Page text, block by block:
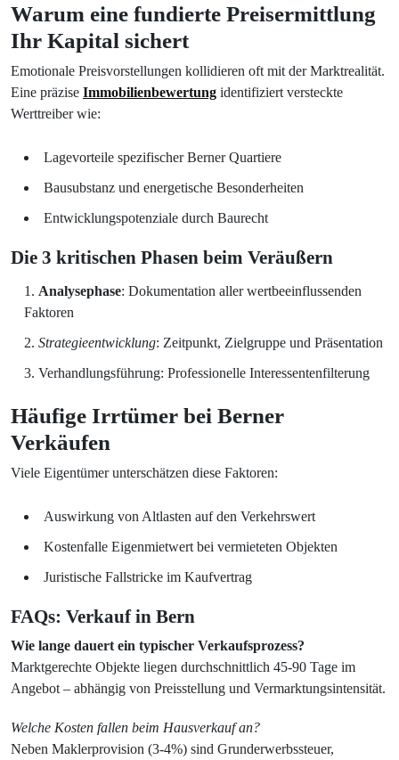
Warum eine fundierte Preisermittlung
Ihr Kapital sichert
Emotionale Preisvorstellungen kollidieren oft mit der Marktrealität.
Eine präzise Immobilienbewertung identifiziert versteckte
Werttreiber wie:
Lagevorteile spezifischer Berner Quartiere
Bausubstanz und energetische Besonderheiten
Entwicklungspotenziale durch Baurecht
Die 3 kritischen Phasen beim Veräußern
Analysephase: Dokumentation aller wertbeeinflussenden
Faktoren
Strategieentwicklung: Zeitpunkt, Zielgruppe und Präsentation
Verhandlungsführung: Professionelle Interessentenfilterung
Häufige Irrtümer bei Berner
Verkäufen
Viele Eigentümer unterschätzen diese Faktoren:
Auswirkung von Altlasten auf den Verkehrswert
Kostenfalle Eigenmietwert bei vermieteten Objekten
Juristische Fallstricke im Kaufvertrag
FAQs: Verkauf in Bern
Wie lange dauert ein typischer Verkaufsprozess?
Marktgerechte Objekte liegen durchschnittlich 45-90 Tage im
Angebot – abhängig von Preisstellung und Vermarktungsintensität.
Welche Kosten fallen beim Hausverkauf an?
Neben Maklerprovision (3-4%) sind Grunderwerbssteuer,